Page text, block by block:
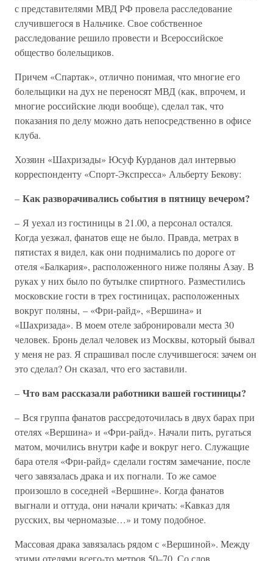
с представителями МВД РФ провела расследование
случившегося в Нальчике. Свое собственное
расследование решило провести и Всероссийское
общество болельщиков.
Причем «Спартак», отлично понимая, что многие его
болельщики на дух не переносят МВД (как, впрочем, и
многие российские люди вообще), сделал так, что
показания по делу можно дать непосредственно в офисе
клуба.
Хозяин «Шахризады» Юсуф Курданов дал интервью
корреспонденту «Спорт-Экспресса» Альберту Бекову:
– Как разворачивались события в пятницу вечером?
– Я уехал из гостиницы в 21.00, а персонал остался.
Когда уезжал, фанатов еще не было. Правда, метрах в
пятистах я видел, как они поднимались по дороге от
отеля «Балкария», расположенного ниже поляны Азау. В
руках у них было по бутылке спиртного. Разместились
московские гости в трех гостиницах, расположенных
вокруг поляны, – «Фри-райд», «Вершина» и
«Шахризада». В моем отеле забронировали места 30
человек. Бронь делал человек из Москвы, который бывал
у меня не раз. Я спрашивал после случившегося: зачем он
это сделал? Он сказал, что его заставили.
– Что вам рассказали работники вашей гостиницы?
– Вся группа фанатов рассредоточилась в двух барах при
отелях «Вершина» и «Фри-райд». Начали пить, ругаться
матом, мочились внутри кафе и вокруг него. Служащие
бара отеля «Фри-райд» сделали гостям замечание, после
чего завязалась драка и их погнали. То же самое
произошло в соседней «Вершине». Когда фанатов
выгнали и оттуда, они начали кричать: «Кавказ для
русских, вы черномазые…» и тому подобное.
Массовая драка завязалась рядом с «Вершиной». Между
этими отелями всего-то метров 50–70. Со слов